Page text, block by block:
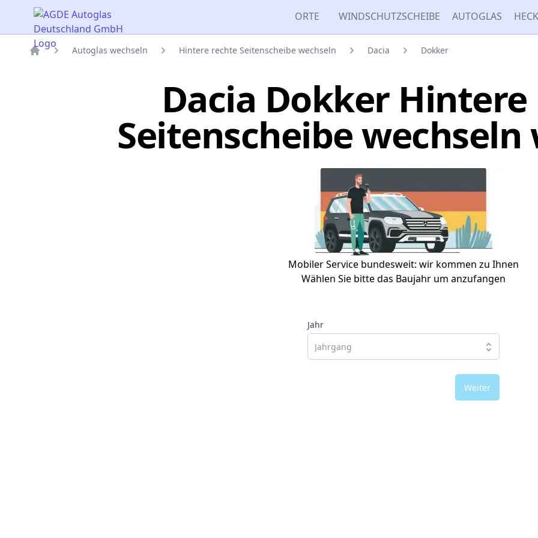
AGDE Autoglas Deutschland GmbH ORTE WINDSCHUTZSCHEIBE AUTOGLAS
Autoglas wechseln Hintere rechte Seitenscheibe wechseln Dacia Dokker
Dacia Dokker
Seitenscheibe wechseln
Mobiler Service bundesweit: wir kommen zu Ihnen
Wählen Sie bitte das Baujahr um anzufangen
Jahr
Weiter